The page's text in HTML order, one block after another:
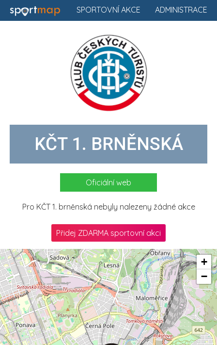
ADMINISTRACE
SPORTOVNÍ AKCE
KČT 1. BRNĚNSKÁ
Oficiální web
Pro KČT 1. brněnská nebyly nalezeny žádné akce
Přidej ZDARMA sportovní akci
+
−